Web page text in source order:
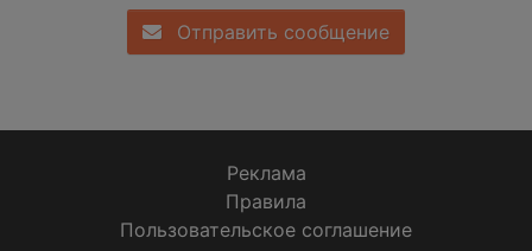
Отправить сообщение
Реклама
Правила
Пользовательское соглашение